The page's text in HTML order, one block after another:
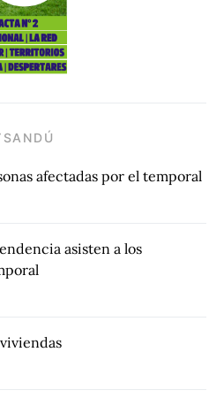
afectadas por el temporal
asisten a los